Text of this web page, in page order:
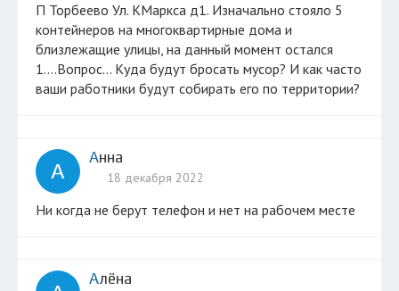
П Торбеево Ул. КМаркса д1. Изначально стояло 5
контейнеров на многоквартирные дома и
близлежащие улицы, на данный момент остался
1....Вопрос... Куда будут бросать мусор? И как часто
ваши работники будут собирать его по территории?
А
Анна
18 декабря 2022
Ни когда не берут телефон и нет на рабочем месте
Алёна